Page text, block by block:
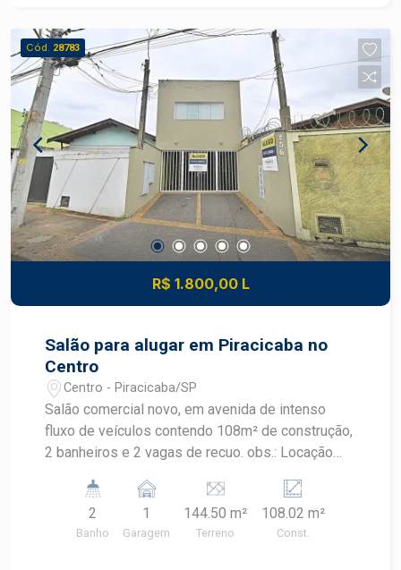
Cód. 28783
R$ 1.800,00 L
Salão para alugar em Piracicaba no
Centro
Centro - Piracicaba/SP
Salão comercial novo, em avenida de intenso
fluxo de veículos contendo 108m² de construção,
2 banheiros e 2 vagas de recuo. obs.: Locação
2
Banho
1
Garagem
144.50 m²
Terreno
108.02 m²
Const.